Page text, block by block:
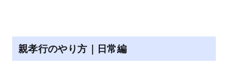
親孝行のやり方｜日常編